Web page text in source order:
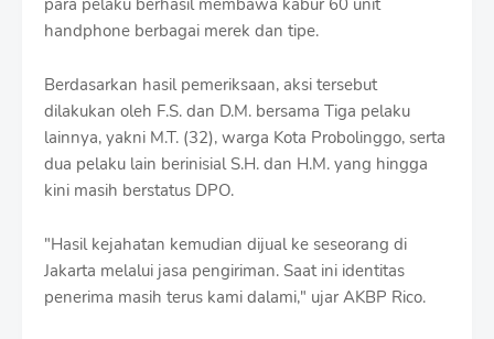
para pelaku berhasil membawa kabur 60 unit
handphone berbagai merek dan tipe.
Berdasarkan hasil pemeriksaan, aksi tersebut
dilakukan oleh F.S. dan D.M. bersama Tiga pelaku
lainnya, yakni M.T. (32), warga Kota Probolinggo, serta
dua pelaku lain berinisial S.H. dan H.M. yang hingga
kini masih berstatus DPO.
"Hasil kejahatan kemudian dijual ke seseorang di
Jakarta melalui jasa pengiriman. Saat ini identitas
penerima masih terus kami dalami," ujar AKBP Rico.